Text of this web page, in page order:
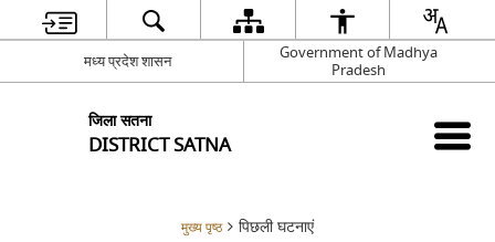
मध्य प्रदेश शासन
Government of Madhya
Pradesh
जिला सतना
DISTRICT SATNA
मुख्य पृष्ठ पिछली घटनाएं